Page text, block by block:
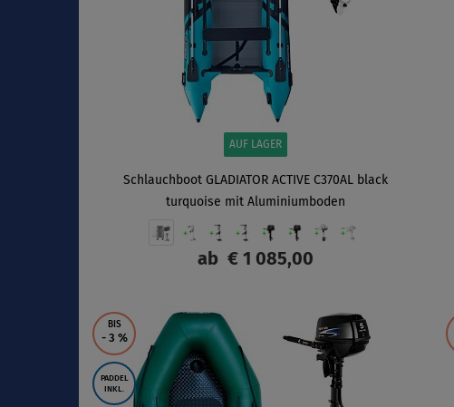
AUF LAGER
Schlauchboot GLADIATOR ACTIVE C370AL black
turquoise mit Aluminiumboden
ab € 1 085,00
BIS
- 3 %
PADDEL
INKL.